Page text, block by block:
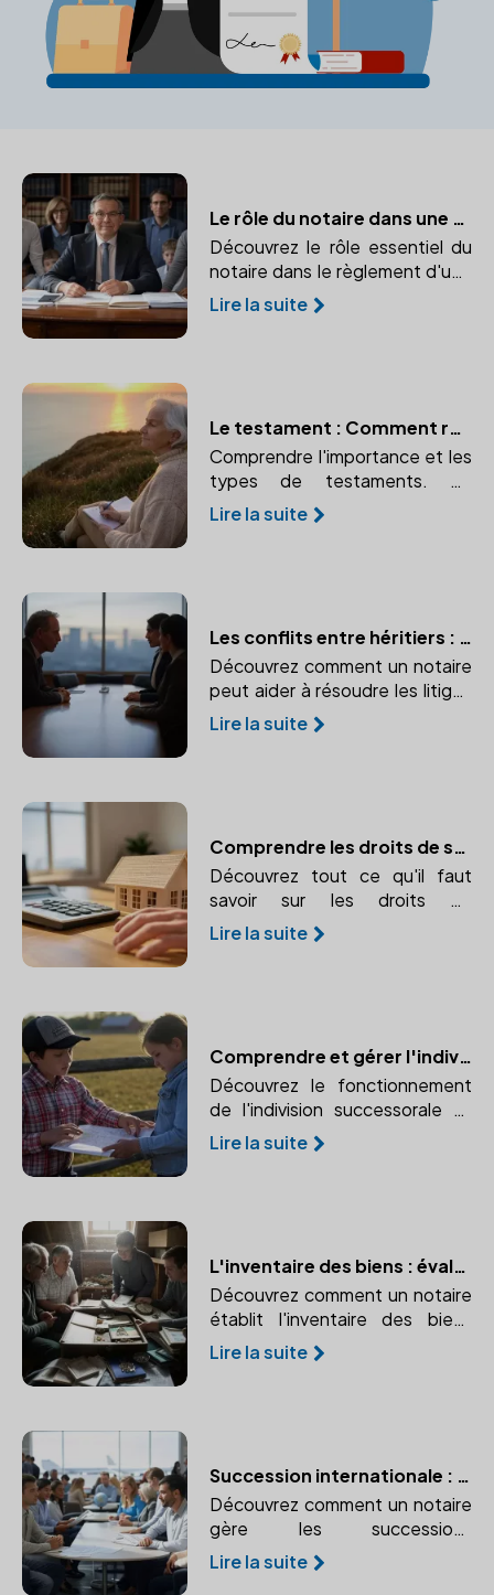
Le rôle du notaire dans une succession
Découvrez le rôle essentiel du
notaire dans le règlement d'une
succession et pourquoi son
intervention est indispensable
Lire la suite
Le testament : Comment rédiger ses dernières volontés avec l'aide d'un notaire
Comprendre l'importance et les
types de testaments. Un
testament bien rédigé garantit
le respect de vos volontés
Lire la suite
Les conflits entre héritiers : le rôle du notaire comme médiateur
Découvrez comment un notaire
peut aider à résoudre les litiges
lors d'une succession et éviter
des procédures longues et
Lire la suite
Comprendre les droits de succession : calcul et paiement
Découvrez tout ce qu'il faut
savoir sur les droits de
succession, leur calcul et leur
paiement. Comprendre
Lire la suite
Comprendre et gérer l'indivision successorale avec l'aide d'un notaire
Découvrez le fonctionnement
de l'indivision successorale et
comment un notaire peut vous
aider à gérer cette situation
Lire la suite
L'inventaire des biens : évaluer le patrimoine du défunt
Découvrez comment un notaire
établit l'inventaire des biens
pour une succession et
pourquoi un inventaire précis
Lire la suite
Succession internationale : les spécificités à connaître
Découvrez comment un notaire
gère les successions
internationales et pourquoi son
expertise est essentielle.
Lire la suite